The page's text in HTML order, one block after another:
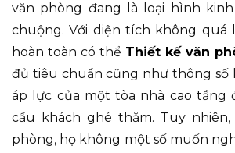
văn phòng đang là loại hình
chuộng. Với diện tích không quá
hoàn toàn có thể Thiết kế văn
đủ tiêu chuẩn cũng như thông số
áp lực của một tòa nhà cao tầng
cầu khách ghé thăm. Tuy
phòng, họ không một số muốn